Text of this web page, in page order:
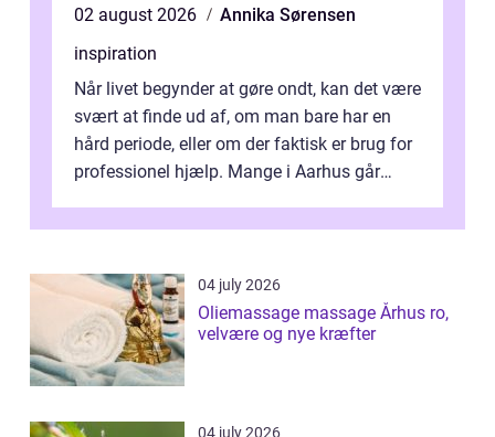
02 august 2026
Annika Sørensen
inspiration
Når livet begynder at gøre ondt, kan det være
svært at finde ud af, om man bare har en
hård periode, eller om der faktisk er brug for
professionel hjælp. Mange i Aarhus går
04 july 2026
Oliemassage massage Århus ro,
velvære og nye kræfter
04 july 2026